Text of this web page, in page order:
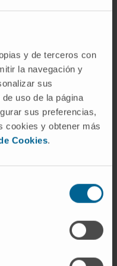
y de terceros con
la navegación y
sus
uso de la página
sus preferencias,
cookies y obtener más
Cookies.
and
in mice
from
model.
2021 Feb